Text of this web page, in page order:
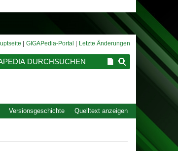
Quelltext anzeigen
Versionsgeschichte
GIGAPedia-Portal Letzte Änderungen